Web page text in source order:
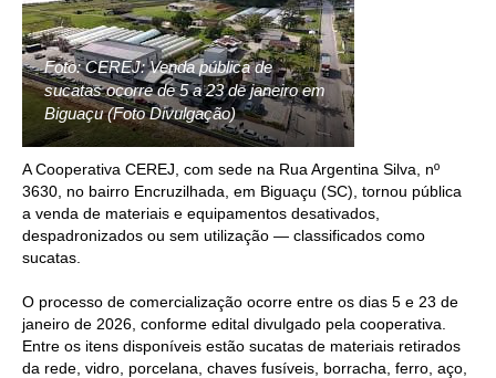
Foto: CEREJ: Venda pública de
sucatas ocorre de 5 a 23 de janeiro em
Biguaçu (Foto Divulgação)
A Cooperativa CEREJ, com sede na Rua Argentina Silva, nº
3630, no bairro Encruzilhada, em Biguaçu (SC), tornou pública
a venda de materiais e equipamentos desativados,
despadronizados ou sem utilização — classificados como
sucatas.
O processo de comercialização ocorre entre os dias 5 e 23 de
janeiro de 2026, conforme edital divulgado pela cooperativa.
Entre os itens disponíveis estão sucatas de materiais retirados
da rede, vidro, porcelana, chaves fusíveis, borracha, ferro, aço,